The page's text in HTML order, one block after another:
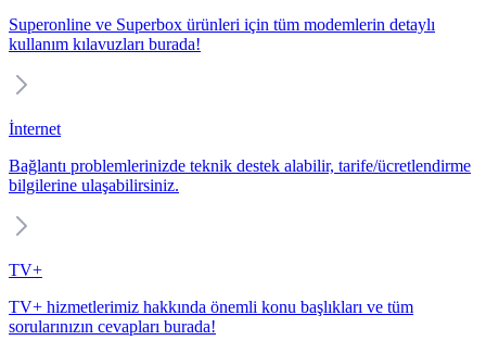
Superonline ve Superbox ürünleri için tüm modemlerin detaylı
kullanım kılavuzları burada!
İnternet
Bağlantı problemlerinizde teknik destek alabilir, tarife/ücretlendirme
bilgilerine ulaşabilirsiniz.
TV+
TV+ hizmetlerimiz hakkında önemli konu başlıkları ve tüm
sorularınızın cevapları burada!